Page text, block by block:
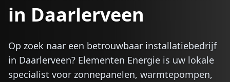
in Daarlerveen
Op zoek naar een betrouwbaar installatiebedrijf
in Daarlerveen? Elementen Energie is uw lokale
specialist voor zonnepanelen, warmtepompen,